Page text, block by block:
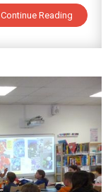
Visite
Continue Reading